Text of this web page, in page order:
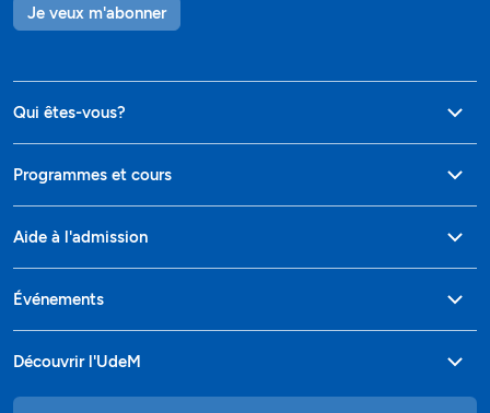
Je veux m'abonner
Qui êtes-vous?
Programmes et cours
Aide à l'admission
Événements
Découvrir l'UdeM